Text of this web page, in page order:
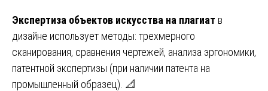
Экспертиза объектов искусства на плагиат в
дизайне использует методы: трехмерного
сканирования, сравнения чертежей, анализа эргономики,
патентной экспертизы (при наличии патента на
промышленный образец). 📐